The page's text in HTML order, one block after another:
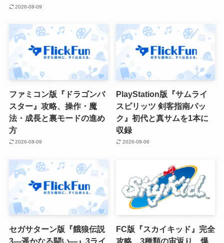
2026-08-09
ファミコン版『ドラゴンバ
スター』攻略、操作・魔
法・成長と裏モードの進め
方
2026-08-09
PlayStation版『サムライ
スピリッツ 剣客指南パッ
ク』初代と真サムを1本に
収録
2026-08-06
セガサターン版『餓狼伝説
3―遥かなる闘い―』3ライ
FC版『スカイキッド』完全
攻略、3種類の宙返り、爆